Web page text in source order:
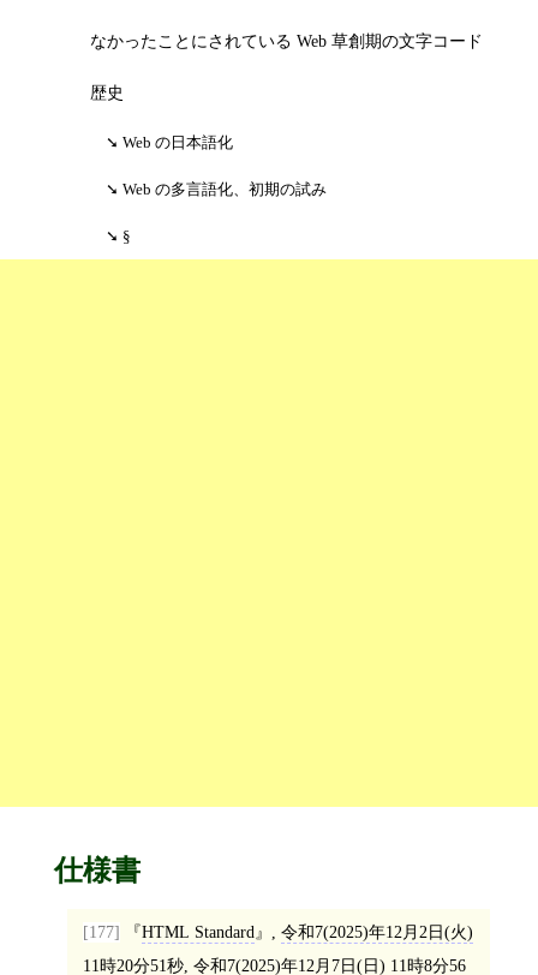
なかったことにされている Web 草創期の文字コード
歴史
Web の日本語化
Web の多言語化、初期の試み
§
仕様書
[177] HTML Standard
令和7(2025)年12月2日(火)
11時20分51秒, 令和7(2025)年12月7日(日) 11時8分56